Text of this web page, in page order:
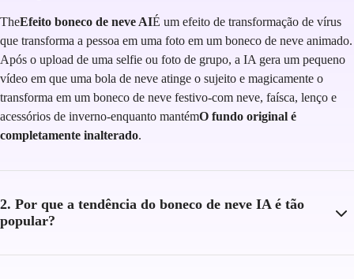
TheEfeito boneco de neve AIÉ um efeito de transformação de vírus
que transforma a pessoa em uma foto em um boneco de neve animado.
Após o upload de uma selfie ou foto de grupo, a IA gera um pequeno
vídeo em que uma bola de neve atinge o sujeito e magicamente o
transforma em um boneco de neve festivo-com neve, faísca, lenço e
acessórios de inverno-enquanto mantémO fundo original é
completamente inalterado.
2. Por que a tendência do boneco de neve IA é tão
popular?